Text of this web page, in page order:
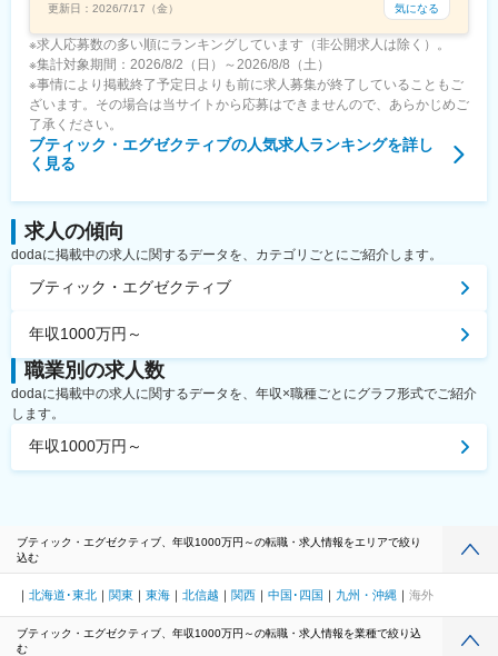
更新日： 2026/7/17（金） 気になる
※求人応募数の多い順にランキングしています（非公開求人は除く）。
※集計対象期間：2026/8/2（日）～2026/8/8（土）
※事情により掲載終了予定日よりも前に求人募集が終了していることもご
ざいます。その場合は当サイトから応募はできませんので、あらかじめご
了承ください。
ブティック・エグゼクティブの人気求人ランキングを詳し
く見る
求人の傾向
dodaに掲載中の求人に関するデータを、カテゴリごとにご紹介します。
ブティック・エグゼクティブ
年収1000万円～
職業別の求人数
dodaに掲載中の求人に関するデータを、年収×職種ごとにグラフ形式でご紹介
します。
年収1000万円～
ブティック・エグゼクティブ、年収1000万円～の転職・求人情報をエリアで絞り
込む
北海道･東北 関東 東海 北信越 関西 中国･四国 九州・沖縄 海外
ブティック・エグゼクティブ、年収1000万円～の転職・求人情報を業種で絞り込
む